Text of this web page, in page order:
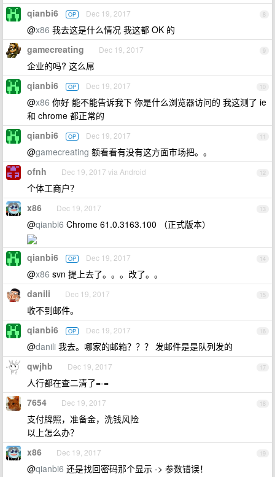
8
qianbi6 OP Dec 19, 2017
@x86 我去这是什么情况 我这都 OK 的
9
gamecreating Dec 19, 2017
企业的吗? 这么屌
10
qianbi6 OP Dec 19, 2017
@x86 你好 能不能告诉我下 你是什么浏览器访问的 我这测了 ie
和 chrome 都正常的
11
qianbi6 OP Dec 19, 2017
@gamecreating 额看看有没有这方面市场把。。
12
ofnh Dec 19, 2017 via Android
个体工商户？
13
x86 Dec 19, 2017
@qianbi6 Chrome 61.0.3163.100 （正式版本）
14
qianbi6 OP Dec 19, 2017
@x86 svn 提上去了。。。改了。。
15
danili Dec 19, 2017
收不到邮件。
16
qianbi6 OP Dec 19, 2017
@danili 我去。哪家的邮箱？？？ 发邮件是是队列发的
17
qwjhb Dec 19, 2017
人行都在查二清了=-=
18
7654 Dec 19, 2017
支付牌照，准备金，洗钱风险
以上怎么办？
19
x86 Dec 19, 2017
@qianbi6 还是找回密码那个显示 -> 参数错误！